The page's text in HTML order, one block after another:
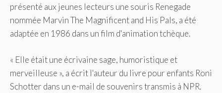
présenté aux jeunes lecteurs une souris Renegade
nommée Marvin The Magnificent and His Pals, a été
adaptée en 1986 dans un film d'animation tchèque.
« Elle était une écrivaine sage, humoristique et
merveilleuse », a écrit l'auteur du livre pour enfants Roni
Schotter dans un e-mail de souvenirs transmis à NPR.